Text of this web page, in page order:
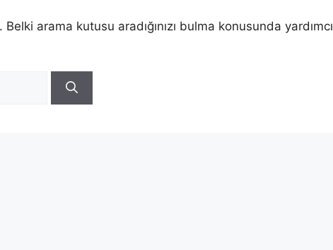
Belki arama kutusu aradığınızı bulma konusunda yardımcı